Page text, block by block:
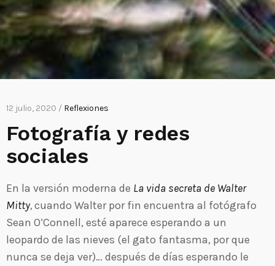
12 julio, 2020 / Reflexiones
Fotografía y redes
sociales
En la versión moderna de La vida secreta de Walter
Mitty,cuando Walter por fin encuentra al fotógrafo
Sean O’Connell, esté aparece esperando a un
leopardo de las nieves (el gato fantasma, por que
nunca se deja ver)… después de días esperando le